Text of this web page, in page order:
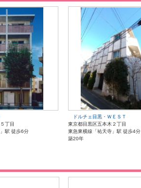
丁目
駅 徒歩6分
ドルチェ目黒・ＷＥＳＴ
東京都目黒区五本木２丁目
東急東横線「祐天寺」駅 徒歩4分
築20年